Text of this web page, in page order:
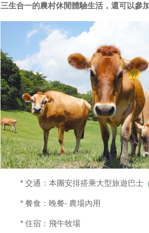
三生合一的農村休閒體驗生活，還可以參
* 交通：本團安排搭乘大型旅遊巴士
* 餐食：晚餐- 農場內用
* 住宿：飛牛牧場